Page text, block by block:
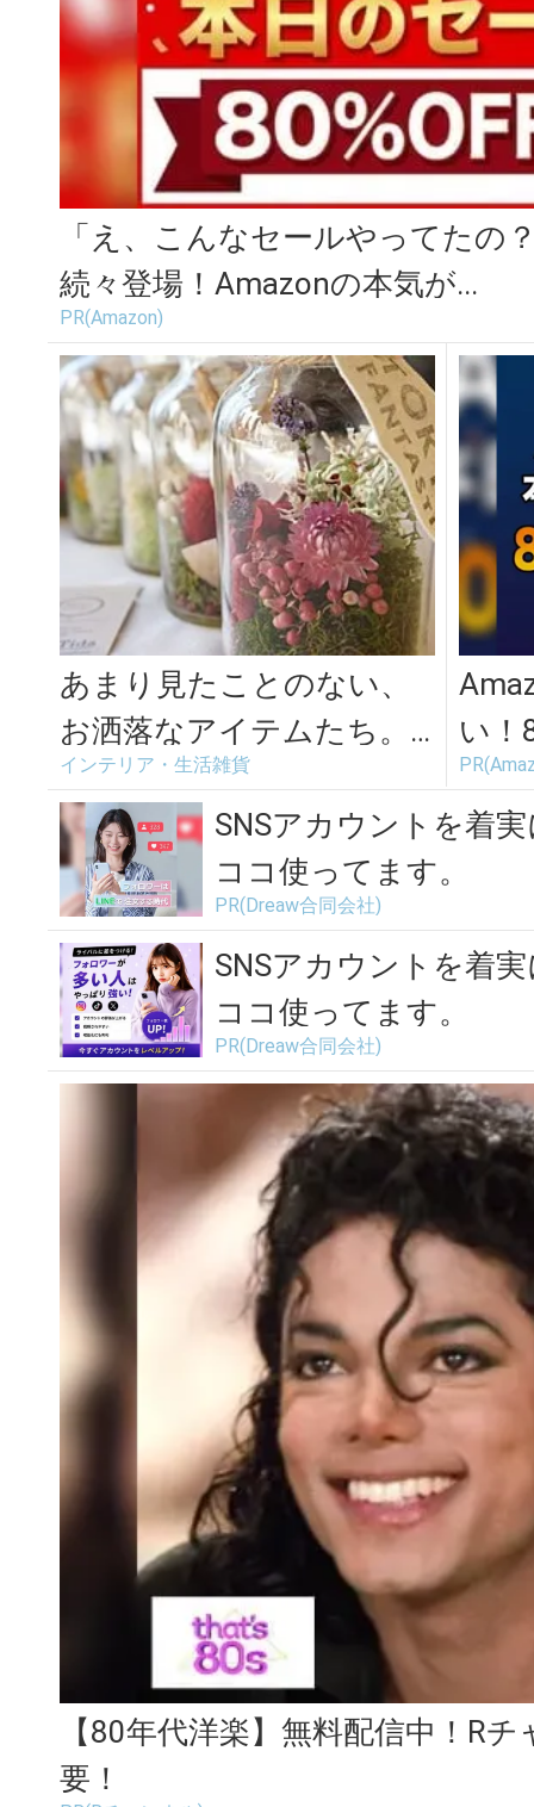
「え、こんなセールやってたの
続々登場！Amazonの本気が...
PR(Amazon)
あまり見たことのない、
お洒落なアイテムたち。
ドライフラワーを使った
インテリア雑貨...
インテリア・生活雑貨
い！
場
SNSアカウントを着
ココ使ってます。
PR(Dreaw合同会社)
SNSアカウントを着
ココ使ってます。
PR(Dreaw合同会社)
【80年代洋楽】無料配信中！R
要！